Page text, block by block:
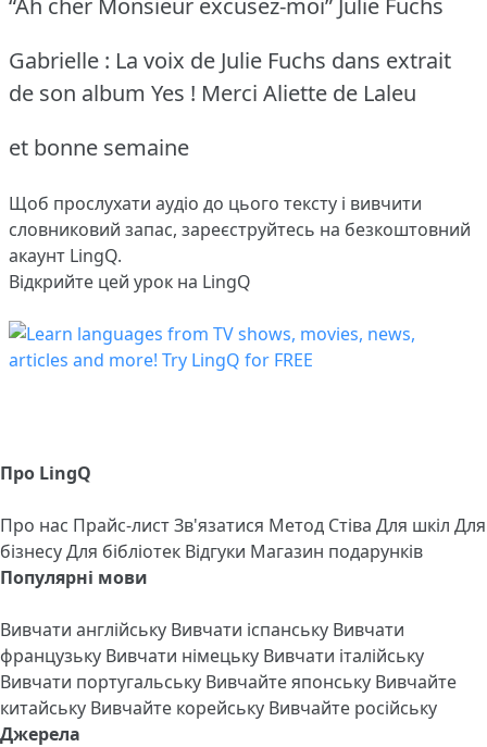
Gabrielle : La voix de Julie Fuchs dans extrait
de son album Yes ! Merci Aliette de Laleu
et bonne semaine
Щоб прослухати аудіо до цього тексту і вивчити
словниковий запас, зареєструйтесь на безкоштовний
акаунт LingQ.
Відкрийте цей урок на LingQ
Про LingQ
Про нас Прайс-листЗв'язатися Метод Стіва Для шкіл Для
бізнесуДля бібліотек Відгуки Магазин подарунків
Популярні мови
Вивчати англійську Вивчати іспанську Вивчати
французьку Вивчати німецьку Вивчати італійську
Вивчати португальську Вивчайте японську Вивчайте
китайську Вивчайте корейську Вивчайте російську
Джерела